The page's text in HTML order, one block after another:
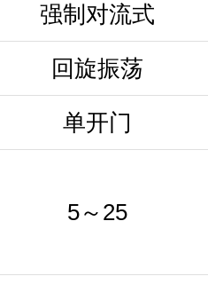
强制对流式
回旋振荡
单开门
5～ 25